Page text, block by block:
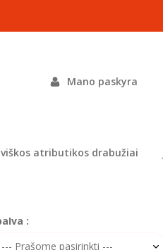
Mano paskyra
atributikos drabužiai
: